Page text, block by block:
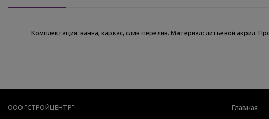
Комплектация: ванна, каркас, слив-перелив. Материал: литьевой акрил.
ООО "СТРОЙЦЕНТР"
Главная